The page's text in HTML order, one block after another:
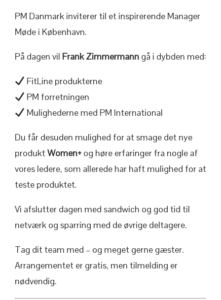
PM Danmark inviterer til et inspirerende Manager
Møde i København.
På dagen vil Frank Zimmermanngå i dybden med:
FitLine produkterne
PM forretningen
Mulighederne med PM International
Du får desuden mulighed for at smage det nye
produktWomen+og høre erfaringer fra nogle af
vores ledere, som allerede har haft mulighed for at
teste produktet.
Vi afslutter dagen med sandwich og god tid til
netværk og sparring med de øvrige deltagere.
Tag dit team med – og meget gerne gæster.
Arrangementet er gratis, men tilmelding er
nødvendig.